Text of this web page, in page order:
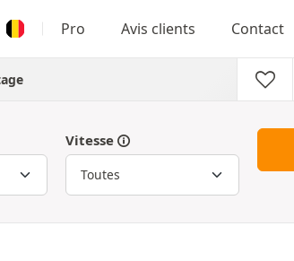
Pro Avis clients Contact
Vitesse